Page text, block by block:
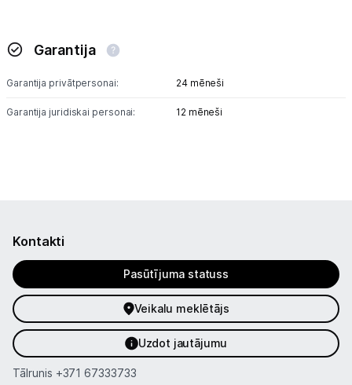
Garantija
Garantija privātpersonai: 24 mēneši
Garantija juridiskai personai: 12 mēneši
Kontakti
Pasūtījuma statuss
Veikalu meklētājs
Uzdot jautājumu
Tālrunis +371 67333733